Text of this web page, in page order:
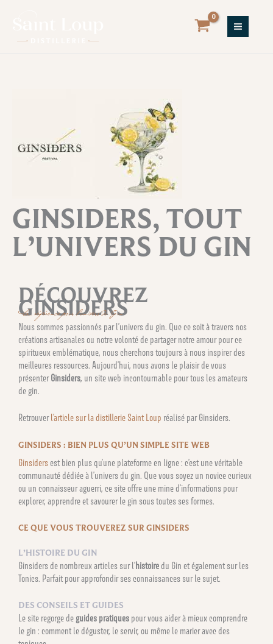
GINSIDERS, TOUT
L’UNIVERS DU GIN
DÉCOUVREZ
GINSIDERS
la référence pour l’univers du Gin
Nous sommes passionnés par l’univers du gin. Que ce soit à travers nos
créations artisanales ou notre volonté de partager notre amour pour ce
spiritueux emblématique, nous cherchons toujours à nous inspirer des
meilleures ressources. Aujourd’hui, nous avons le plaisir de vous
présenterGinsiders, un site web incontournable pour tous les amateurs
de gin.
Retrouverl’article sur la distillerie Saint Loup réalisé par Ginsiders.
GINSIDERS : BIEN PLUS QU’UN SIMPLE SITE WEB
Ginsiders est bien plus qu’une plateforme en ligne : c’est une véritable
communauté dédiée à l’univers du gin. Que vous soyez un novice curieux
ou un connaisseur aguerri, ce site offre une mine d’informations pour
explorer, apprendre et savourer le gin sous toutes ses formes.
CE QUE VOUS TROUVEREZ SUR GINSIDERS
L’HISTOIRE DU GIN
Ginsiders de nombreux articles sur l’histoire du Gin et également sur les
Tonics. Parfait pour approfondir ses connaissances sur le sujet.
DES CONSEILS ET GUIDES
Le site regorge de guides pratiques pour vous aider à mieux comprendre
le gin : comment le déguster, le servir, ou même le marier avec des